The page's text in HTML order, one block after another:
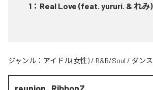
1 ： Real Love (feat. yururi. & れみ)
ジャンル： アイドル(女性) / R&B/Soul / ダンス